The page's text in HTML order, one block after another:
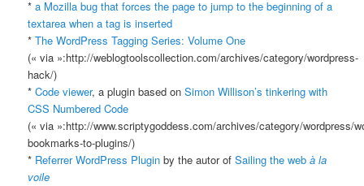
*a Mozilla bug that forces the page to jump to the beginning of a
textarea when a tag is inserted
*The WordPress Tagging Series: Volume One
(« via »:http://weblogtoolscollection.com/archives/category/wordpress-
hack/)
*Code viewer, a plugin based onSimon Willison’s tinkering with
CSS Numbered Code
(« via »:http://www.scriptygoddess.com/archives/category/wordpress/
bookmarks-to-plugins/)
* Referrer WordPress Plugin by the autor ofSailing the webà la
voile